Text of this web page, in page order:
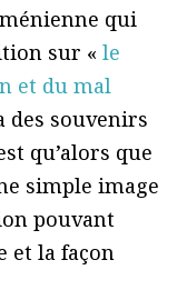
qui
sur « le
et du mal
des souvenirs
qu’alors que
simple image
pouvant
et la façon